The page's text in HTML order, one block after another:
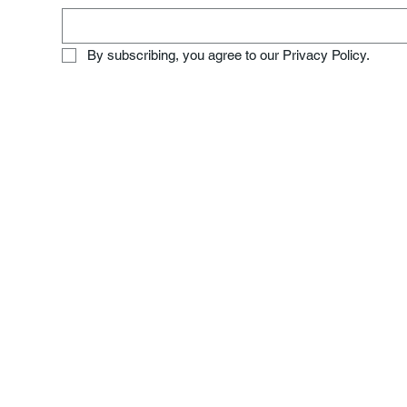
By subscribing, you agree to our Privacy Policy.